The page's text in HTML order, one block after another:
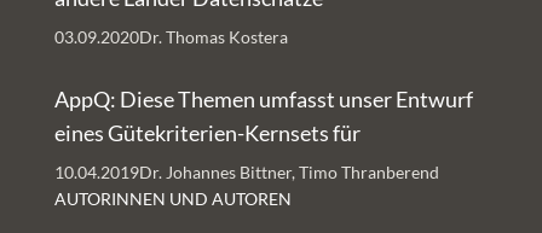
Dr. Thomas Kostera
03.09.2020
AppQ: Diese Themen umfasst unser Entwurf
eines Gütekriterien-Kernsets für
Gesundheits-AppsDr. Johannes Bittner, Timo Thranberend
10.04.2019
AUTORINNEN UND AUTOREN